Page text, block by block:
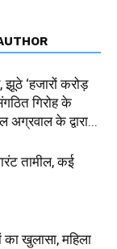
झूठे ‘हजारों करोड़
गिरोह के
के द्वारा...
तामील, कई
का खुलासा, महिला